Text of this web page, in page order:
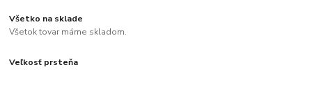
Všetko na sklade
Všetok tovar máme skladom.
Veľkosť prsteňa